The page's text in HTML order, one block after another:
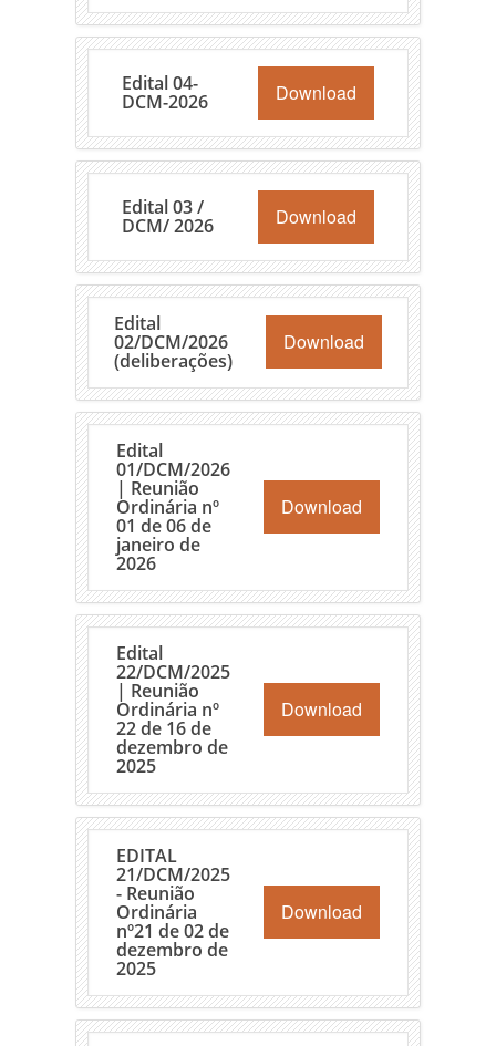
Edital 04-
DCM-2026 Download
Edital 03 /
DCM/ 2026 Download
Edital
02/DCM/2026
(deliberações)
Download
Edital
01/DCM/2026
| Reunião
Ordinária nº
01 de 06 de
janeiro de
2026
Download
Edital
22/DCM/2025
| Reunião
Ordinária nº
22 de 16 de
dezembro de
2025
Download
EDITAL
21/DCM/2025
- Reunião
Ordinária
nº21 de 02 de
dezembro de
2025
Download